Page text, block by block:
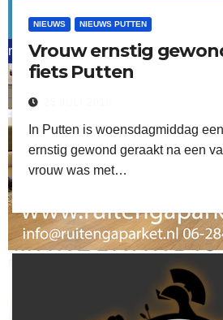
word vrijwilliger (1)
refreshed webdesign putten
NIEUWS NIEUWS PUTTEN
Vrouw ernstig
fiets Putten
In Putten is woensdagmiddag
ernstig gewond geraakt na een
vrouw was met…